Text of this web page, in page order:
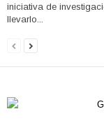
iniciativa de
llevarlo...